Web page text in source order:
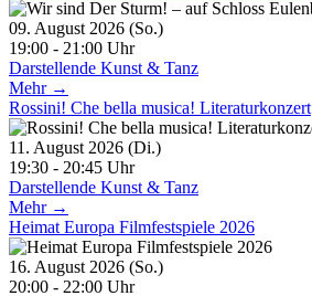
09. August 2026 (So.)
19:00 - 21:00 Uhr
Darstellende Kunst & Tanz
Mehr →
Rossini! Che bella musica! Literaturkonzert
11. August 2026 (Di.)
19:30 - 20:45 Uhr
Darstellende Kunst & Tanz
Mehr →
Heimat Europa Filmfestspiele 2026
16. August 2026 (So.)
20:00 - 22:00 Uhr